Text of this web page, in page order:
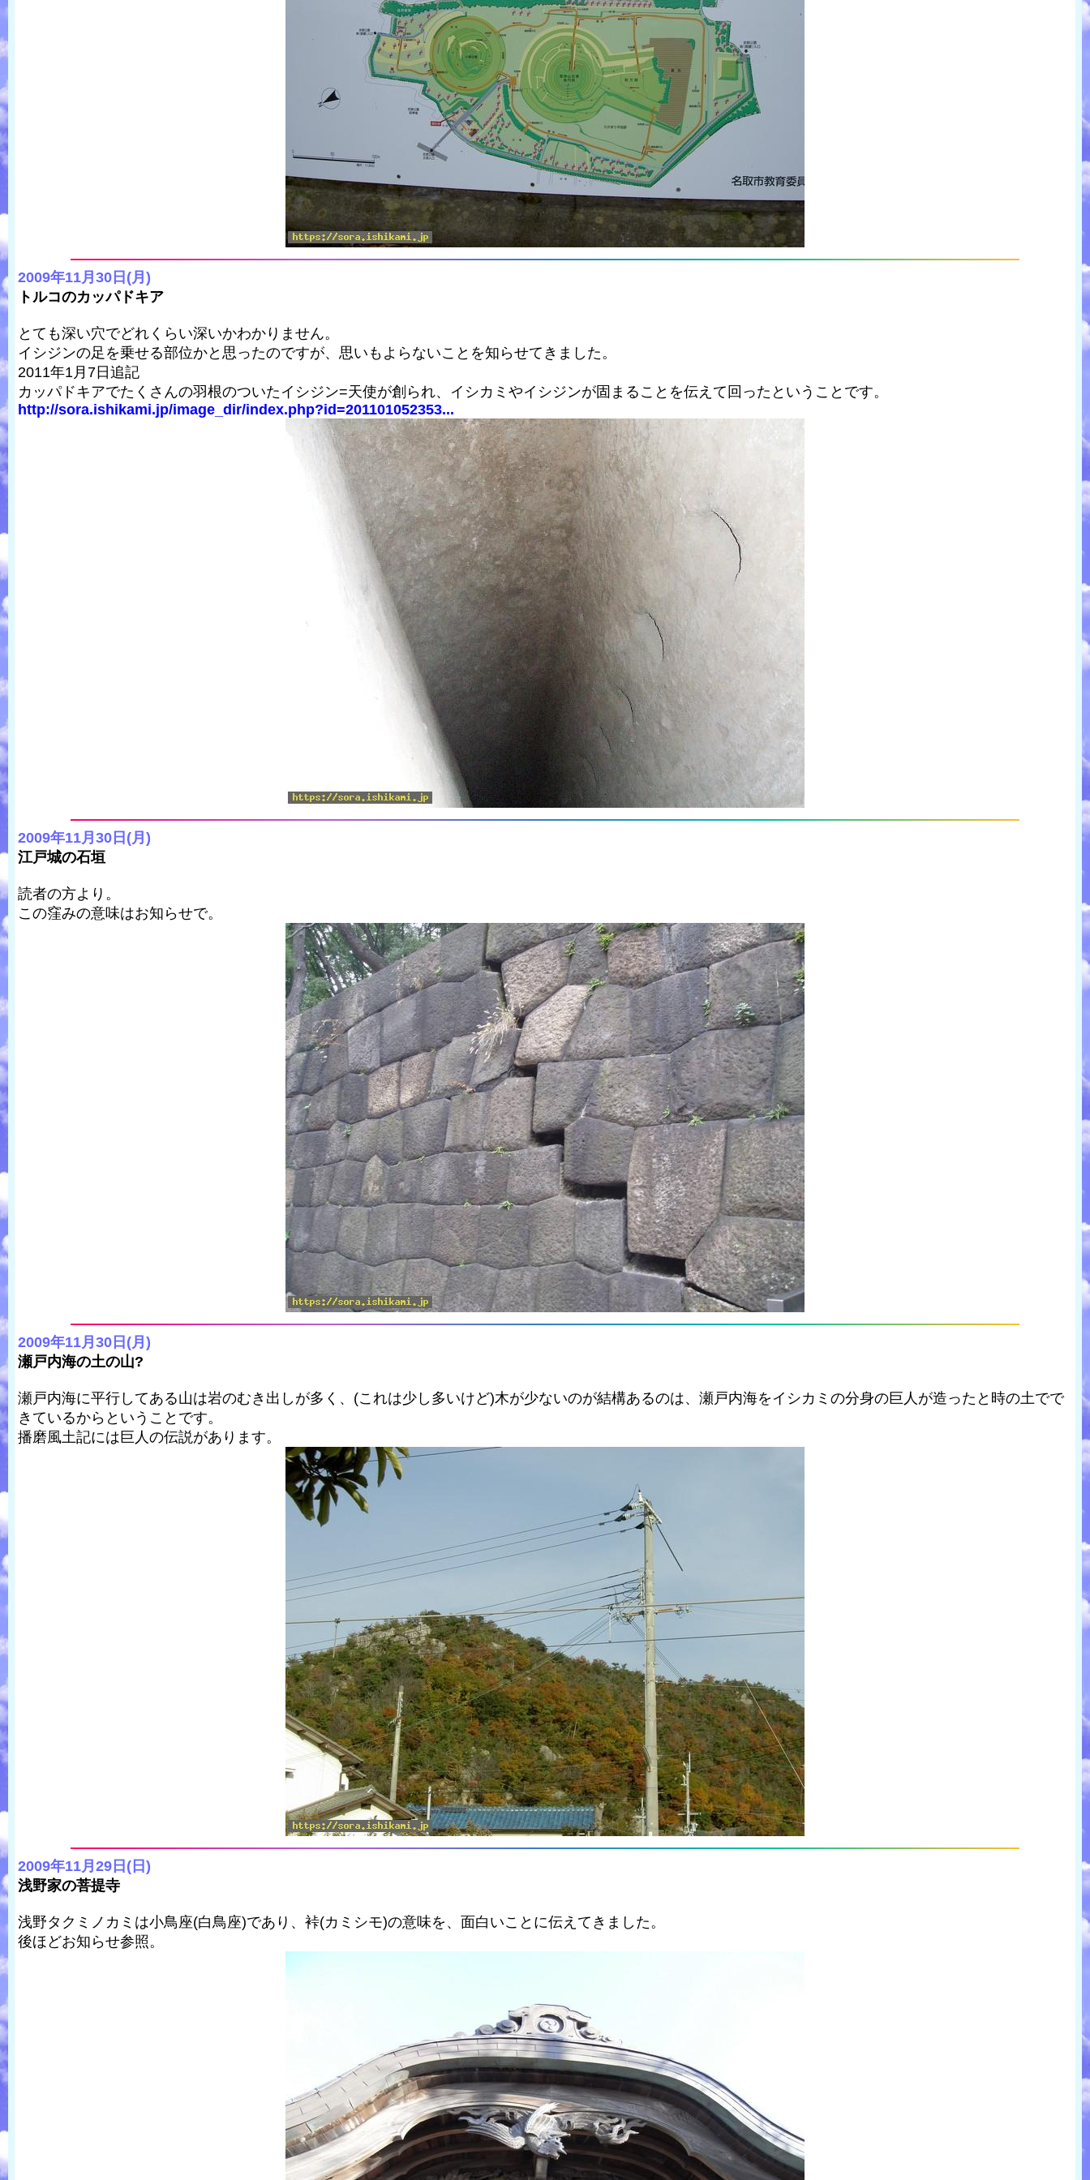
2009年11月30日(月)
トルコのカッパドキア
とても深い穴でどれくらい深いかわかりません。
イシジンの足を乗せる部位かと思ったのですが、思いもよらないことを知らせてきました。
2011年1月7日追記
カッパドキアでたくさんの羽根のついたイシジン=天使が創られ、イシカミやイシジンが固まることを伝えて回ったということです。
http://sora.ishikami.jp/image_dir/index.php?id=201101052353...
2009年11月30日(月)
江戸城の石垣
読者の方より。
この窪みの意味はお知らせで。
2009年11月30日(月)
瀬戸内海の土の山?
瀬戸内海に平行してある山は岩のむき出しが多く、(これは少し多いけど)木が少ないのが結構あるのは、瀬戸内海をイシカミの分身の巨人が造ったと時の土でで
きているからということです。
播磨風土記には巨人の伝説があります。
2009年11月29日(日)
浅野家の菩提寺
浅野タクミノカミは小鳥座(白鳥座)であり、裃(カミシモ)の意味を、面白いことに伝えてきました。
後ほどお知らせ参照。